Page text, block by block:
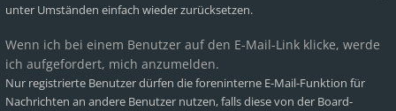
unter Umständen einfach wieder zurücksetzen.
Wenn ich bei einem Benutzer auf den E-Mail-Link klicke, werde
ich aufgefordert, mich anzumelden.
Nur registrierte Benutzer dürfen die foreninterne E-Mail-Funktion für
Nachrichten an andere Benutzer nutzen, falls diese von der Board-